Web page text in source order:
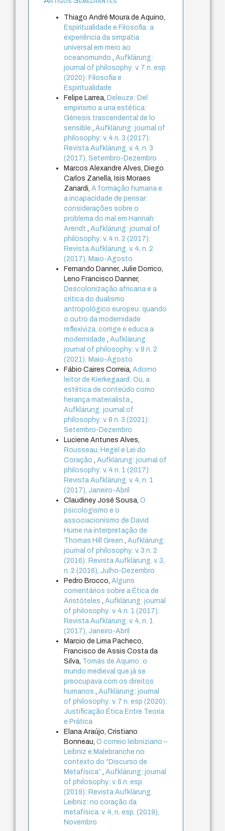
Thiago André Moura de Aquino,
Espiritualidade e Filosofia: a
experiência da simpatia
universal em meio ao
oceanomundo,Aufklärung:
journal of philosophy: v. 7 n. esp
(2020): Filosofia e
Espiritualidade
Felipe Larrea, Deleuze: Del
empirismo a una estética:
Génesis trascendental de lo
sensible,Aufklärung: journal of
philosophy: v. 4 n. 3 (2017):
Revista Aufklärung. v. 4, n. 3
(2017), Setembro-Dezembro
Marcos Alexandre Alves, Diego
Carlos Zanella, Isis Moraes
Zanardi,A formação humana e
a incapacidade de pensar:
considerações sobre o
problema do mal em Hannah
Arendt,Aufklärung: journal of
philosophy: v. 4 n. 2 (2017):
Revista Aufklärung. v. 4, n. 2
(2017), Maio-Agosto
Fernando Danner, Julie Dorrico,
Leno Francisco Danner,
Descolonização africana e a
crítica do dualismo
antropológico europeu: quando
o outro da modernidade
reflexiviza, corrige e educa a
modernidade,Aufklärung:
journal of philosophy: v. 8 n. 2
(2021): Maio-Agosto
Fábio Caires Correia,Adorno
leitor de Kierkegaard: Ou, a
estética de conteúdo como
herança materialista,
Aufklärung: journal of
philosophy: v. 8 n. 3 (2021):
Setembro-Dezembro
Luciene Antunes Alves,
Rousseau, Hegel e Lei do
Coração,Aufklärung: journal of
philosophy: v. 4 n. 1 (2017):
Revista Aufklärung. v. 4, n. 1
(2017), Janeiro-Abril
Claudiney José Sousa,O
psicologismo e o
associacionismo de David
Hume na interpretação de
Thomas Hill Green,Aufklärung:
journal of philosophy: v. 3 n. 2
(2016): Revista Aufklärung. v. 3,
n. 2 (2016), Julho-Dezembro
Pedro Brocco,Alguns
comentários sobre a Ética de
Aristóteles,Aufklärung: journal
of philosophy: v. 4 n. 1 (2017):
Revista Aufklärung. v. 4, n. 1
(2017), Janeiro-Abril
Marcio de Lima Pacheco,
Francisco de Assis Costa da
Silva, Tomás de Aquino: o
mundo medieval que já se
preocupava com os direitos
humanos,Aufklärung: journal
of philosophy: v. 7 n. esp (2020):
Justificação Ética Entre Teoria
e Prática
Elana Araújo, Cristiano
Bonneau,O correio leibniziano –
Leibniz e Malebranche no
contexto do “Discurso de
Metafísica”,Aufklärung: journal
of philosophy: v. 6 n. esp.
(2019): Revista Aufklärung.
Leibniz: no coração da
metafísica. v. 4, n. esp. (2019),
Novembro